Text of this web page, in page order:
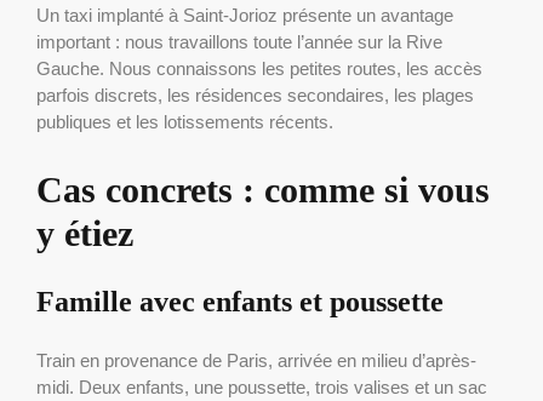
Un taxi implanté à Saint-Jorioz présente un avantage
important : nous travaillons toute l’année sur la Rive
Gauche. Nous connaissons les petites routes, les accès
parfois discrets, les résidences secondaires, les plages
publiques et les lotissements récents.
Cas concrets : comme si vous
y étiez
Famille avec enfants et poussette
Train en provenance de Paris, arrivée en milieu d’après-
midi. Deux enfants, une poussette, trois valises et un sac